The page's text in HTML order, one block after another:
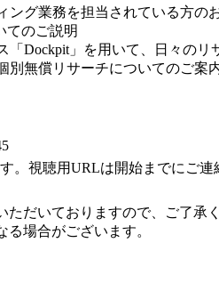
ング業務を担当されている方の
てのご説明
「Dockpit」を用いて、日々の
別無償リサーチについてのご案
。視聴用URLは開始までにご連
だいておりますので、ご了承く
場合がございます。